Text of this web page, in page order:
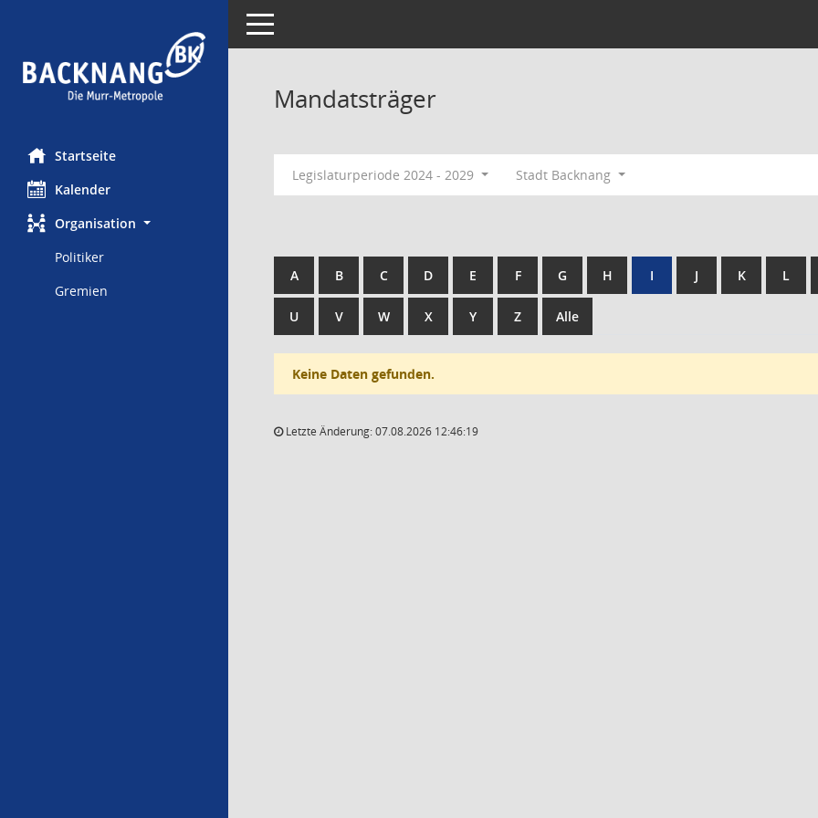
Startseite
Kalender
Organisation
Politiker
Gremien
Toggle navigation
Mandatsträger
Legislaturperiode 2024 - 2029 Stadt Backnang
A B C D E F G H I J K L
U V W X Y Z Alle
Keine Daten gefunden.
Letzte Änderung: 07.08.2026 12:46:19